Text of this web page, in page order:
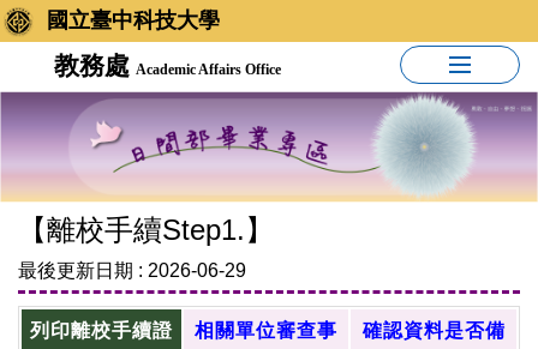
國立臺中科技大學
教務處 Academic Affairs Office
【離校手續Step1.】
最後更新日期 : 2026-06-29
列印離校手續證
相關單位審查事
確認資料是否備